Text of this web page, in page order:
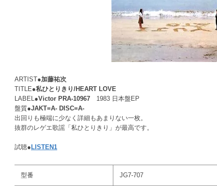
ARTIST●加藤祐次
TITLE●私ひとりきり/HEART LOVE
LABEL●Victor PRA-10967 1983 日本盤EP
盤質●JAKT=A- DISC=A-
出回りも極端に少なく詳細もあまりない一枚。
抜群のレゲエ歌謡「私ひとりきり」が最高です。
試聴● LISTEN1
型番 JG7-707